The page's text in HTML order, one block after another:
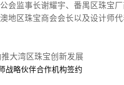
会监事长谢耀宇、番禺区珠宝厂
地区珠宝商会会长以及设计师
战略伙伴合作机构签约